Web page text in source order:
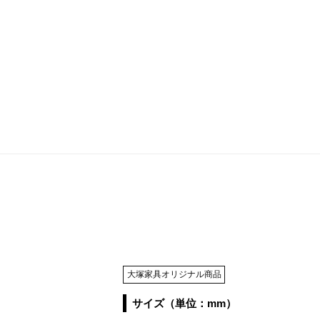
大塚家具オリジナル商品
サイズ（単位：mm）